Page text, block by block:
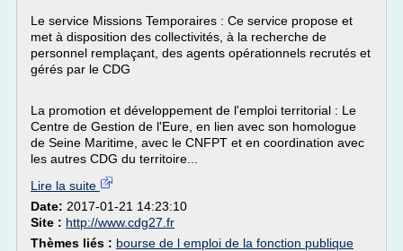
Le service Missions Temporaires : Ce service propose et
met à disposition des collectivités, à la recherche de
personnel remplaçant, des agents opérationnels recrutés et
gérés par le CDG
La promotion et développement de l'emploi territorial : Le
Centre de Gestion de l'Eure, en lien avec son homologue
de Seine Maritime, avec le CNFPT et en coordination avec
les autres CDG du territoire...
Lire la suite
Date: 2017-01-21 14:23:10
Site : http://www.cdg27.fr
Thèmes liés : bourse de l emploi de la fonction publique